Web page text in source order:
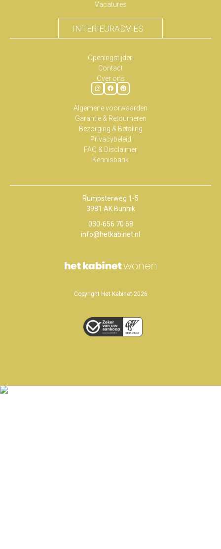
Vacatures
INTERIEURADVIES
Openingstijden
Contact
Over ons
Algemene voorwaarden
Garantie & Retourneren
Bezorging & Betaling
Privacybeleid
FAQ & Disclaimer
Kennisbank
Rumpsterweg 1-5
3981 AK Bunnik
030-656 70 68
info@hetkabinet.nl
Copyright Het Kabinet 2026